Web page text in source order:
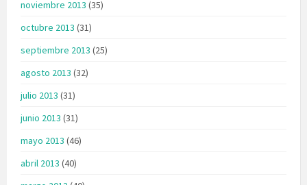
noviembre 2013 (35)
octubre 2013 (31)
septiembre 2013 (25)
agosto 2013 (32)
julio 2013 (31)
junio 2013 (31)
mayo 2013 (46)
abril 2013 (40)